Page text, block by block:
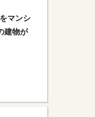
マンシ
建物が